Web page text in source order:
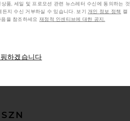
품, 세일 및 프로모션 관련 뉴스레터 수신에 동의하는 것
든지 수신 거부하실 수 있습니다. 보기개인 정보 정책
을 참조하세요 재정적 인센티브에 대한 공지.
하겠습니다